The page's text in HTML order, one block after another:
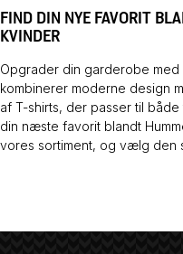
FIND DIN NYE FAVORIT
KVINDER
Opgrader din garderobe med
kombinerer moderne design
af T-shirts, der passer til
din næste favorit blandt
vores sortiment, og vælg den